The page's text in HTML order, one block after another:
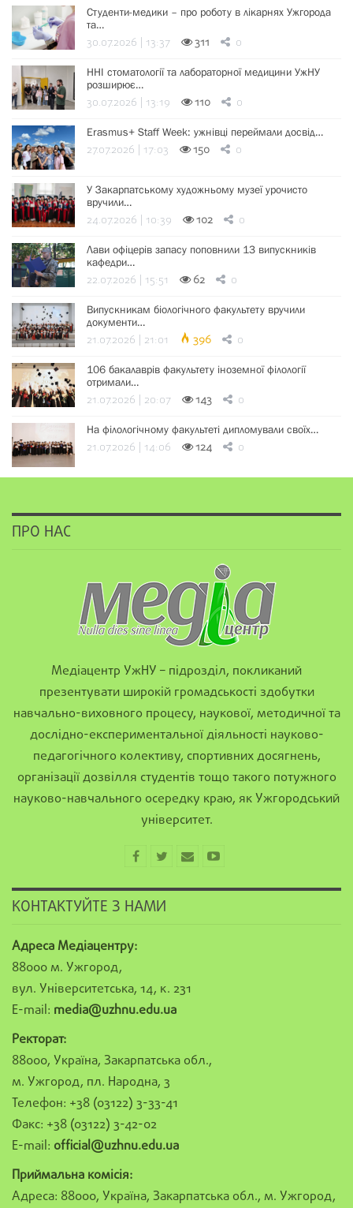
Студенти-медики – про роботу в лікарнях Ужгорода
та…
30.07.2026 | 13:37 311 0
ННІ стоматології та лабораторної медицини УжНУ
розширює…
30.07.2026 | 13:19 110 0
Erasmus+ Staff Week: ужнівці переймали досвід…
27.07.2026 | 17:03 150 0
У Закарпатському художньому музеї урочисто
вручили…
24.07.2026 | 10:39 102 0
Лави офіцерів запасу поповнили 13 випускників
кафедри…
22.07.2026 | 15:51 62 0
Випускникам біологічного факультету вручили
документи…
21.07.2026 | 21:01 396 0
106 бакалаврів факультету іноземної філології
отримали…
21.07.2026 | 20:07 143 0
На філологічному факультеті дипломували своїх…
21.07.2026 | 14:06 124 0
ПРО НАС
Медіацентр УжНУ – підрозділ, покликаний
презентувати широкій громадськості здобутки
навчально-виховного процесу, наукової, методичної та
дослідно-експериментальної діяльності науково-
педагогічного колективу, спортивних досягнень,
організації дозвілля студентів тощо такого потужного
науково-навчального осередку краю, як Ужгородський
університет.
КОНТАКТУЙТЕ З НАМИ
Адреса Медіацентру:
88000 м. Ужгород,
вул. Університетська, 14, к. 231
E-mail: media@uzhnu.edu.ua
Ректорат:
88000, Україна, Закарпатська обл.,
м. Ужгород, пл. Народна, 3
Телефон: +38 (03122) 3-33-41
Факс: +38 (03122) 3-42-02
E-mail: official@uzhnu.edu.ua
Приймальна комісія:
Адреса: 88000, Україна, Закарпатська обл., м. Ужгород,